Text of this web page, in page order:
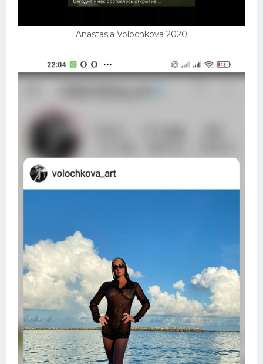
Anastasia Volochkova 2020